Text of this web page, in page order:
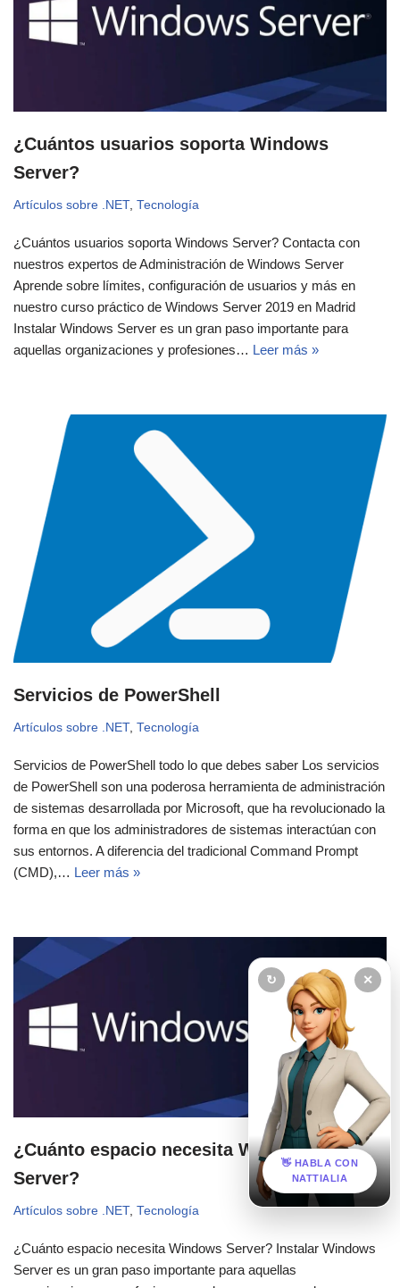
¿Cuántos usuarios soporta Windows
Server?
Artículos sobre .NET, Tecnología
¿Cuántos usuarios soporta Windows Server? Contacta con
nuestros expertos de Administración de Windows Server
Aprende sobre límites, configuración de usuarios y más en
nuestro curso práctico de Windows Server 2019 en Madrid
Instalar Windows Server es un gran paso importante para
aquellas organizaciones y profesiones… Leer más »
Servicios de PowerShell
Artículos sobre .NET, Tecnología
Servicios de PowerShell todo lo que debes saber Los servicios
de PowerShell son una poderosa herramienta de administración
de sistemas desarrollada por Microsoft, que ha revolucionado la
forma en que los administradores de sistemas interactúan con
sus entornos. A diferencia del tradicional Command Prompt
(CMD),… Leer más »
¿Cuánto espacio necesita Windows
Server?
Artículos sobre .NET, Tecnología
¿Cuánto espacio necesita Windows Server? Instalar Windows
Server es un gran paso importante para aquellas
↻ ✕
👋 HABLA CON
NATTIALIA